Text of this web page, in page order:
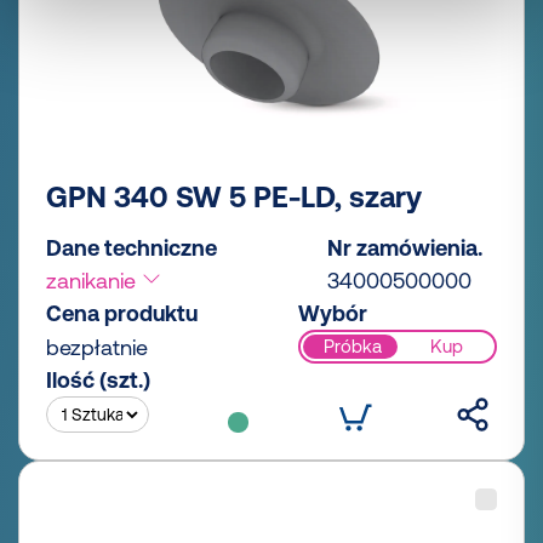
GPN 340 SW 5 PE-LD, szary
Dane techniczne
zanikanie
Nr zamówienia.
34000500000
Cena produktu
bezpłatnie
Wybór
Próbka Kup
Ilość (szt.)